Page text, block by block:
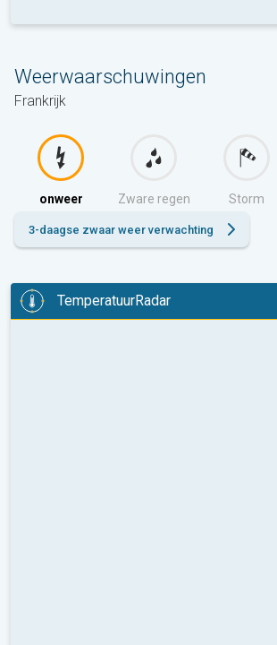
Weerwaarschuwingen
Frankrijk
onweer Zware regen Storm
3-daagse zwaar weer verwachting
TemperatuurRadar